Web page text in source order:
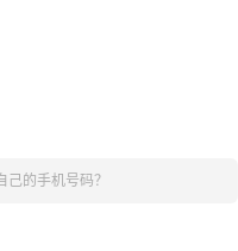
己的手机号码？